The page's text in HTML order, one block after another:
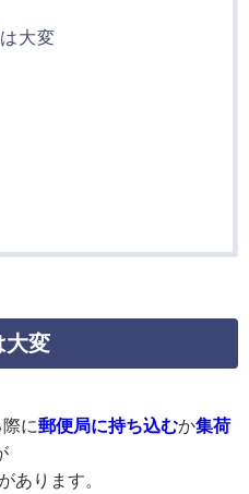
大変
大変
に郵便局に持ち込むか集荷
あります。